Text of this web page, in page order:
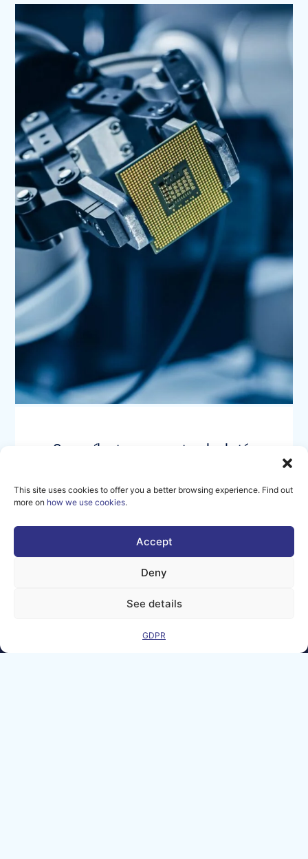
This site uses cookies to offer you a better browsing experience. Find out
more on how we use cookies.
Accept
Deny
See details
GDPR
Suscríbete a nuestro boletín
noticias y eventos de la
comunidad AI Matters.
SUSCRIBIRSE